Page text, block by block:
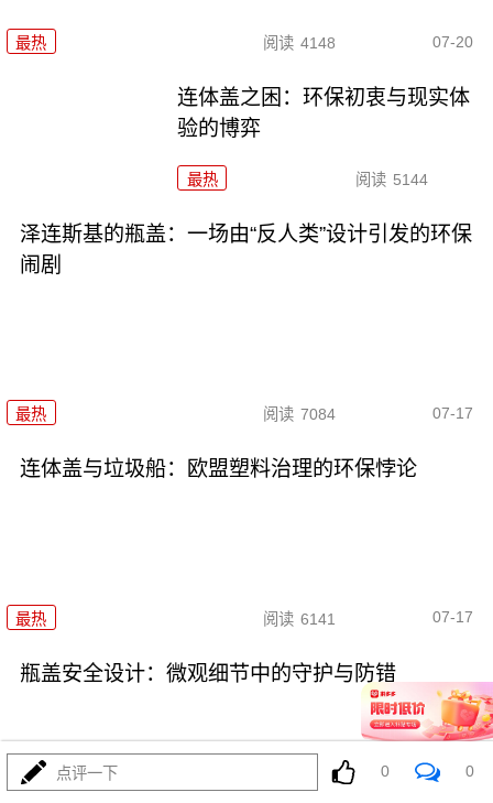
最热 阅读 4148 07-20
连体盖之困：环保初衷与现实体
验的博弈
最热 阅读 5144
泽连斯基的瓶盖：一场由“反人类”设计引发的环保
闹剧
最热 阅读 7084 07-17
连体盖与垃圾船：欧盟塑料治理的环保悖论
最热 阅读 6141 07-17
瓶盖安全设计：微观细节中的守护与防错
点评一下 0 0